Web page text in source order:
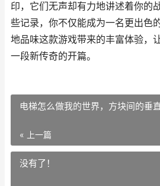
印，它们无声却有力地讲述着你的
些记录，你不仅能成为一名更出色
地品味这款游戏带来的丰富体验，
一段新传奇的开篇。
电梯怎么做我的世界，方块间的垂
« 上一篇
没有了！